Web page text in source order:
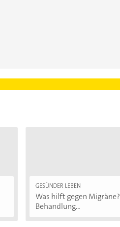
GESÜNDER LEBEN
Was hilft gegen Migräne?
Behandlung...